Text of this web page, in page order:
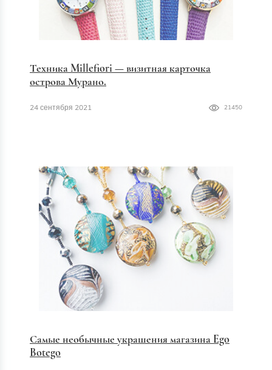
Техника Millefiori — визитная карточка
острова Мурано.
24 сентября 2021 21450
Самые необычные украшения магазина Ego
Botego